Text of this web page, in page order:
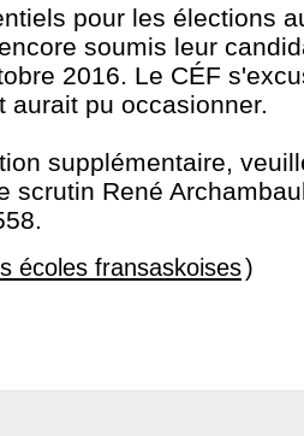
pour les élections
soumis leur
2016. Le CÉF
aurait pu occasionner.
supplémentaire,
scrutin René
écoles fransaskoises)